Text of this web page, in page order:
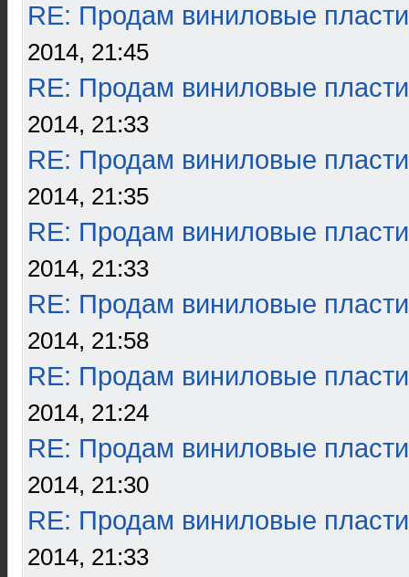
RE: Продам виниловые
2014, 21:45
RE: Продам виниловые
2014, 21:33
RE: Продам виниловые
2014, 21:35
RE: Продам виниловые
2014, 21:33
RE: Продам виниловые
2014, 21:58
RE: Продам виниловые
2014, 21:24
RE: Продам виниловые
2014, 21:30
RE: Продам виниловые
2014, 21:33